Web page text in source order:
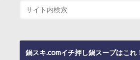
鍋スキ.comイチ押し鍋スープはこ